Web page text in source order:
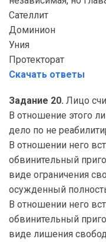
Сателлит
Доминион
Уния
Протекторат
Скачать ответы
Задание 20. Лицо
В отношение этого
дело по не
В отношении него
обвинительный
виде ограничения
осужденный
В отношении него
обвинительный
виде лишения